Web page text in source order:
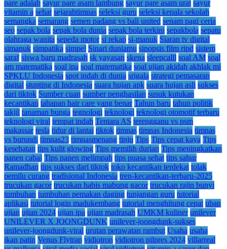
pare adalah sayur pare asam lambung sayur pare asam urat sayur
vitamin a sehat sejarahtimnas seleksi guru seleksi kepala sekolah
semangka semarang semen padang vs bali united senam pagi ceria
seo sepak bola sepak bola dunia sepak bola terkini sepakbola sepatu
olahraga wanita sepeda motor si rekap si-manuk Siaran tv digital
simanuk simpatika simpel Sinari duniamu sinopsis film ripd sistem
saraf siswa baru madrasah sk yayasan skena sleepcalll soal AM soal
am matematika soal ipa soal matematika soal ujian akidah akhlak mi
SPKLU Indonesia spot indah di dunia srigala strategi pemasaran
digital stunting di Indonesia suara hujan apk suara hujan asli sukses
dari tiktok Sumber cuan sumber penghasilan susuk kutukan
kecantikan tahapan hair care yang benar Tahun baru tahun politik
takjil tanaman bunga tegnologi teknologi teknologi otomotif terbaru
teknologi viral tempat indah Tentara AS terengganu vs psm
makassar tesla tidur di lantai tiktok timnas timnas Indonesia timnas
vs burundi timnas23 timnasmenang tinju Tips Tips cepat kaya Tips
kesehatan tips kulit glowing Tips memilih durian Tips meningkatkan
panen cabai Tips panen melimpah tips puasa sehat tips sahur
Ramadhan tips sukses dari tiktok toko kecantikan terdekat tolak
pemilu curang tradisional Indonesia tren-kecantikan-terbaru-2025
trucukan gacor trucukan habis mabung gacor trucukan rajin bunyi
tumbuhan tumbuhan pemakan daging tunjangan guru tutorial
aplikasi tutorial login madukembang tutorial menghitung cepat uban
ujian ujian 2024 ujian ipa ujian madrasah UMKM kuliner unilever
UNILEVER X JOONGDUNK unilever-joongdunk-sukses
unilever-joongdunk-viral urutan perawatan rambut Usaha usaha
ikan patin Venus Flytrap vidiotron vidiotron pilpres 2024 villarreal